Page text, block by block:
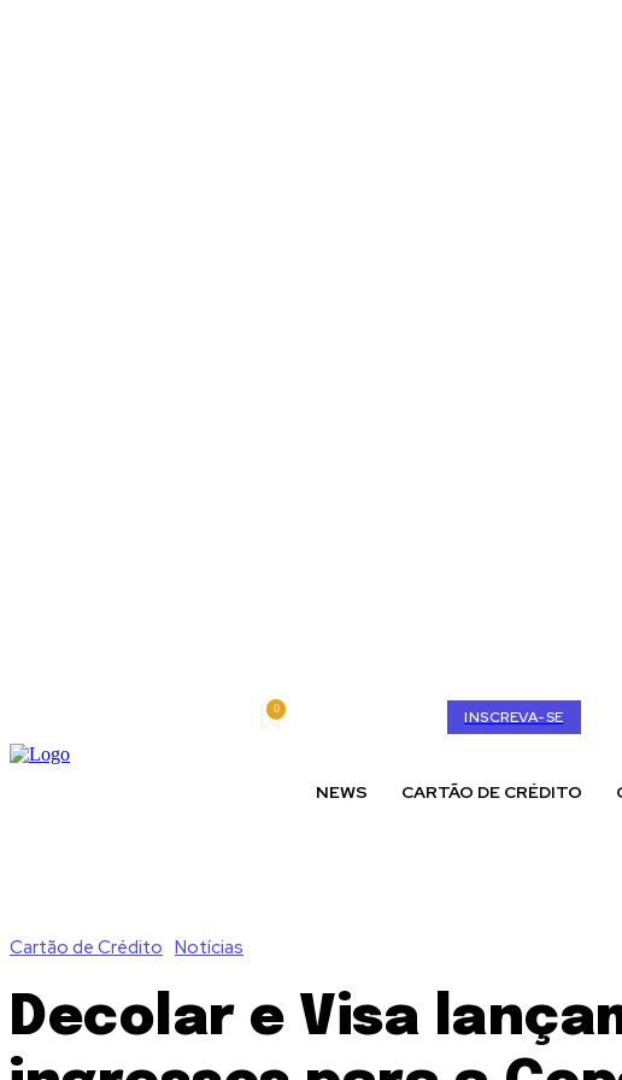
0 INSCREVA-SE
NEWS CARTÃO DE CRÉDITO
Cartão de Crédito Notícias
Decolar e Visa